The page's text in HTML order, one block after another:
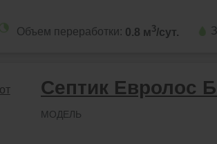
Объем переработки: 0.8 м 3/сут.
Септик Евролос
МОДЕЛЬ